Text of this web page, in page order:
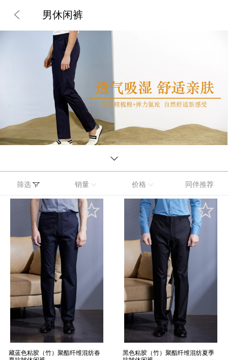
男休闲裤
筛选 销量 价格 同伴推荐
藏蓝色粘胶（竹）聚酯纤维混纺春
黑色粘胶（竹）聚酯纤维混纺夏季